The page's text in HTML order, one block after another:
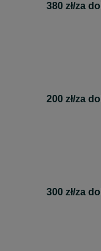
380 zł/za
200 zł/za
300 zł/za